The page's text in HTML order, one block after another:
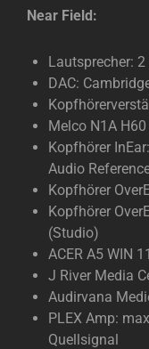
Near Field:
Lautsprecher:
DAC:
Melco N1A
Kopfhörer
Audio
Kopfhörer
Kopfhörer
(Studio)
ACER A5 WIN
J River Media
Audirvana
PLEX Amp:
Quellsignal